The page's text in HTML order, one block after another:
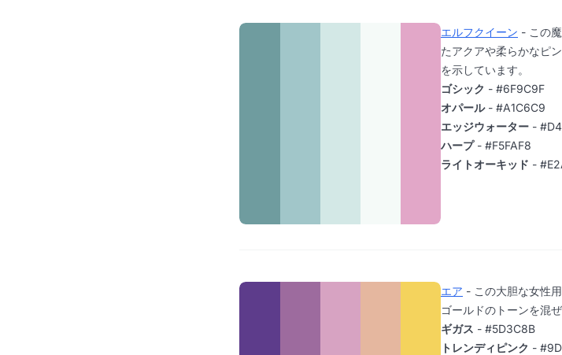
エルフクイーン - この
たアクアや柔らかなピ
を示しています。
ゴシック - #6F9C9F
オパール- #A1C6C9
エッジウォーター -
ハープ- #F5FAF8
ライトオーキッド -
エア - この大胆な女性
ゴールドのトーンを混
ギガス - #5D3C8B
トレンディピンク -